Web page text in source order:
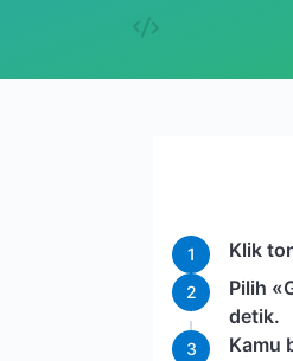
1 Klik
2
Pilih
detik.
3 Kamu